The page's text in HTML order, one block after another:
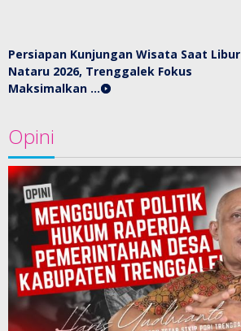
Persiapan Kunjungan Wisata Saat Libur
Nataru 2026, Trenggalek Fokus
Maksimalkan …
Opini